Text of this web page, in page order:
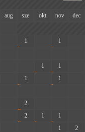
aug sze okt nov
dec
1 1
1 1
1 1
2
2 1 1
1
2